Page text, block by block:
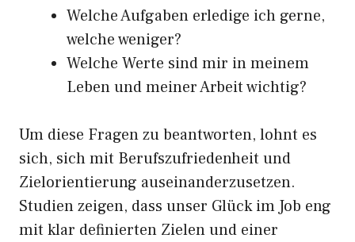
Welche Aufgaben erledige ich gerne,
welche weniger?
Welche Werte sind mir in meinem
Leben und meiner Arbeit wichtig?
Um diese Fragen zu beantworten, lohnt es
sich, sich mit Berufszufriedenheit und
Zielorientierung auseinanderzusetzen.
Studien zeigen, dass unser Glück im Job eng
mit klar definierten Zielen und einer